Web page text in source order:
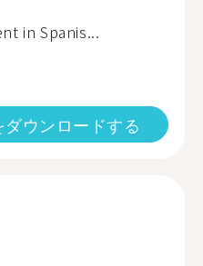
in Spanis...
ウンロードする